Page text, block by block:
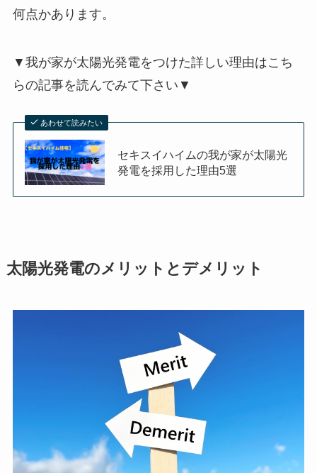
何点かあります。
▼我が家が太陽光発電をつけた詳しい理由はこち
らの記事を読んでみて下さい▼
あわせて読みたい
セキスイハイムの我が家が太陽光
発電を採用した理由5選
太陽光発電のメリットとデメリット